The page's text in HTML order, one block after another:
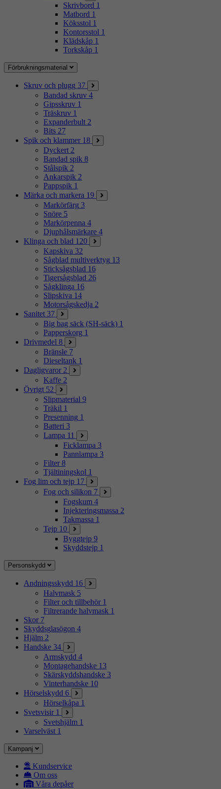
Skrivbord 1
Matbord 1
Köksstol 1
Kontorsstol 1
Klädskåp 1
Torkskåp 1
Förbrukningsmaterial
Skruv och plugg 37
Bandad skruv 4
Gipsskruv 1
Träskruv 1
Expanderbult 2
Bits 27
Spik och klammer 18
Dyckert 2
Bandad spik 8
Stålspik 2
Ankarspik 2
Pappspik 1
Märka och markera 19
Markörfärg 3
Snöre 5
Markörpenna 4
Djuphålsmärkare 4
Klinga och blad 120
Kapskiva 32
Sågblad multiverktyg 13
Sticksågsblad 16
Tigersågsblad 26
Sågklinga 16
Slipskiva 14
Motorsågskedja 2
Sanitet 37
Big bag säck (SH-säck) 1
Papperskorg 1
Drivmedel 8
Bränsle 7
Dieseltank 1
Dagligvaror 2
Kaffe 2
Övrigt 52
Slipmaterial 9
Träkil 1
Presenning 1
Batteri 3
Lampa 11
Ficklampa 3
Pannlampa 3
Filter 8
Tjältiningskol 1
Fog lim och tejp 17
Fog och silikon 7
Fogskum 4
Injekteringsmassa 2
Takmassa 1
Tejp 10
Byggtejp 9
Skyddstejp 1
Personskydd
Andningsskydd 16
Halvmask 5
Filter och tillbehör 1
Filtrerande halvmask 1
Skor 7
Skyddsglasögon 4
Hjälm 2
Handske 34
Armskydd 4
Montagehandske 13
Skärskyddshandske 3
Vinterhandske 10
Hörselskydd 6
Hörselkåpa 1
Svetsvisir 1
Svetshjälm 1
Varselväst 1
Kampanj
Kundservice
Om oss
Våra depåer